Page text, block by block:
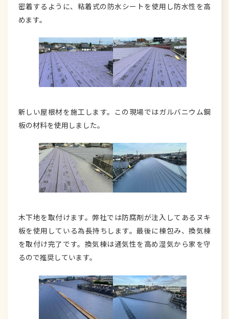
密着するように、粘着式の防水シートを使用し防水性を高
めます。
新しい屋根材を施工します。この現場ではガルバニウム鋼
板の材料を使用しました。
木下地を取付けます。弊社では防腐剤が注入してあるヌキ
板を使用している為長持ちします。最後に棟包み、換気棟
を取付け完了です。換気棟は通気性を高め湿気から家を守
るので推奨しています。